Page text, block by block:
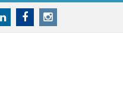
LinkedinFacebookInstagram